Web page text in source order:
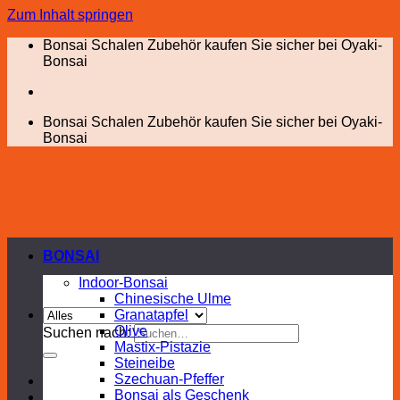
Zum Inhalt springen
Bonsai Schalen Zubehör kaufen Sie sicher bei Oyaki-
Bonsai
Bonsai Schalen Zubehör kaufen Sie sicher bei Oyaki-
Bonsai
Suchen nach:
BONSAI
Indoor-Bonsai
Chinesische Ulme
Granatapfel
Olive
Mastix-Pistazie
Steineibe
Szechuan-Pfeffer
Bonsai als Geschenk